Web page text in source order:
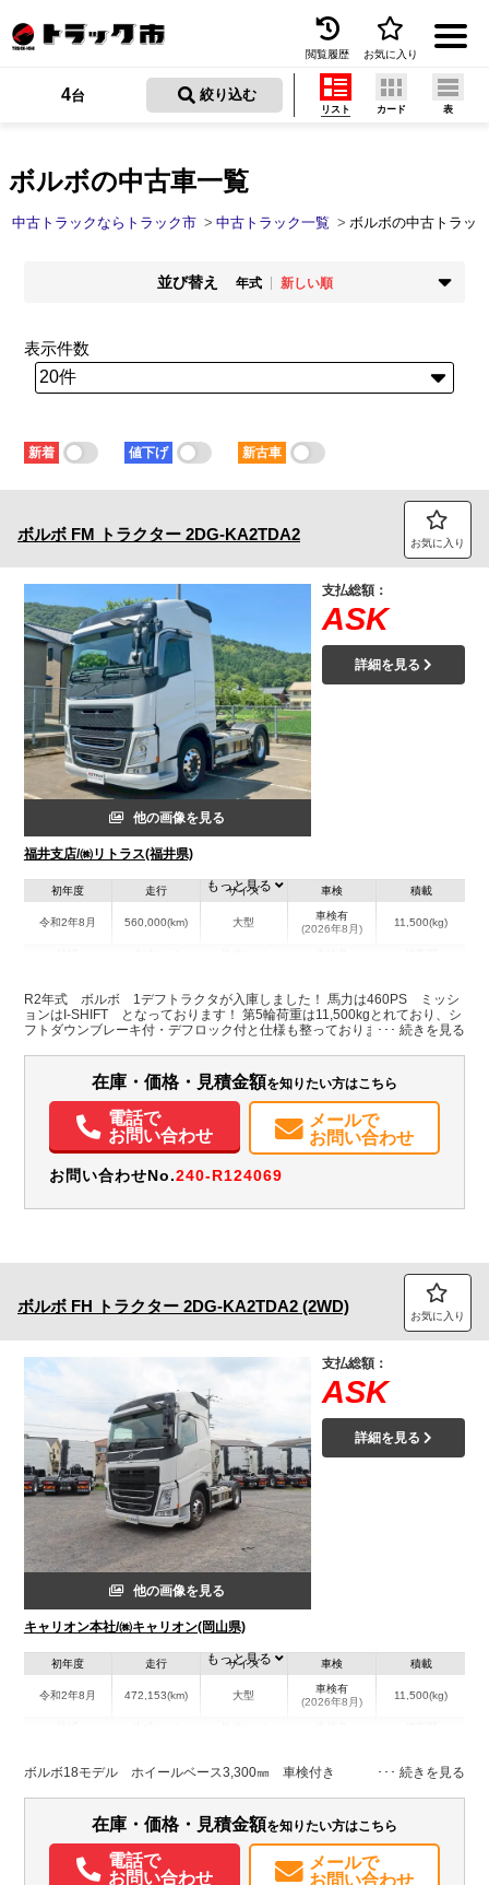
トラック買取
トラック市とは
保存した検索条件
トラック市FC会員専用ページはこちら
閲覧履歴 お気に入り
ボルボの中古車一覧
4台 絞り込む
リスト カード 表
中古トラックならトラック市 中古トラック一覧 ボルボの中古トラッ
並び替え 年式
新しい順
新着順
走行距離
少ない順
多い順
価格
安い順
高い順
少ない順
多い順
短い順
表示件数
新着 値下げ 新古車
ボルボ FM トラクター 2DG-KA2TDA2 お気に入り
他の画像を見る
福井支店/㈱リトラス(福井県)
支払総額：
ASK
詳細を見る
初年度
令和2年8月
走行
560,000(km)
サイズ
大型
車検
車検有
(2026年8月)
積載
11,500(kg)
装備情報
バックモニター
もっと見る
R2年式 ボルボ 1デフトラクタが入庫しました！ 馬力は460PS ミッシ
ョンはI-SHIFT となっております！ 第5輪荷重は11,500kgとれており、シ
フトダウンブレーキ付・デフロック付と仕様も整っております！ キャブ内
合せ下さい！
在庫・価格・見積金額を知りたい方はこちら
電話で
お問い合わせ
メールで
お問い合わせ
お問い合わせNo.240-R124069
ボルボ FH トラクター 2DG-KA2TDA2 (2WD) お気に入り
他の画像を見る
キャリオン本社/㈱キャリオン(岡山県)
支払総額：
ASK
詳細を見る
初年度
令和2年8月
走行
472,153(km)
サイズ
大型
車検
車検有
(2026年8月)
積載
11,500(kg)
岡山県 -
W:2,490
H:3,740
無
装備情報
パワステ パワーウィンドウ PMマフラー Sリミッタ
もっと見る
ボルボ18モデル ホイールベース3,300㎜ 車検付き
在庫・価格・見積金額を知りたい方はこちら
電話で
お問い合わせ
メールで
お問い合わせ